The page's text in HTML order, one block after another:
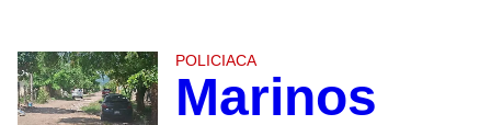
POLICIACA
Marinos